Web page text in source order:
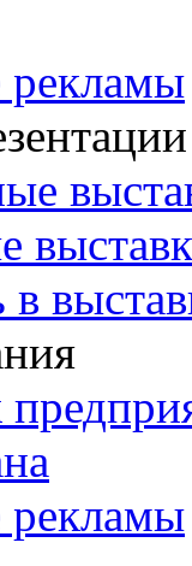
рекламы
в
рекламы